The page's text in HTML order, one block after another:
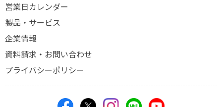
営業日カレンダー
製品・サービス
企業情報
資料請求・お問い合わせ
プライバシーポリシー